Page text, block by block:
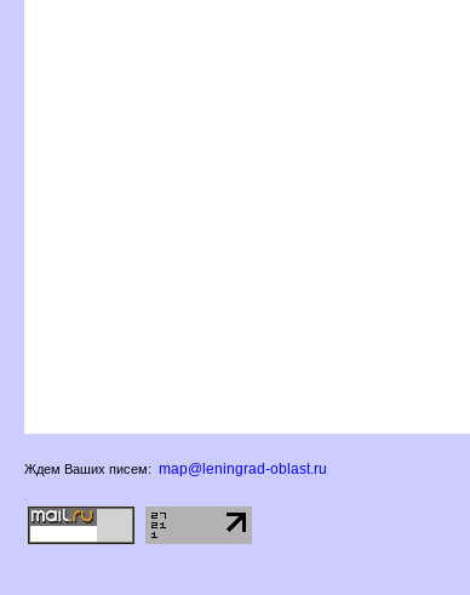
Ждем Ваших писем: map@leningrad-oblast.ru